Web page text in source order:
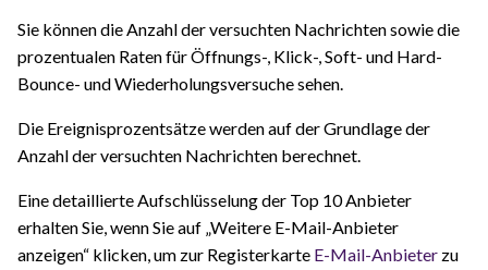
Sie können die Anzahl der versuchten Nachrichten sowie die
prozentualen Raten für Öffnungs-, Klick-, Soft- und Hard-
Bounce- und Wiederholungsversuche sehen.
Die Ereignisprozentsätze werden auf der Grundlage der
Anzahl der versuchten Nachrichten berechnet.
Eine detaillierte Aufschlüsselung der Top 10 Anbieter
erhalten Sie, wenn Sie auf „Weitere E-Mail-Anbieter
anzeigen“ klicken, um zur Registerkarte E-Mail-Anbieter zu